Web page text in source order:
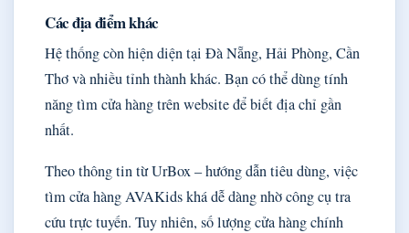
Các địa điểm khác
Hệ thống còn hiện diện tại Đà Nẵng, Hải Phòng, Cần
Thơ và nhiều tỉnh thành khác. Bạn có thể dùng tính
năng tìm cửa hàng trên website để biết địa chỉ gần
nhất.
Theo thông tin từ UrBox – hướng dẫn tiêu dùng, việc
tìm cửa hàng AVAKids khá dễ dàng nhờ công cụ tra
cứu trực tuyến. Tuy nhiên, số lượng cửa hàng chính